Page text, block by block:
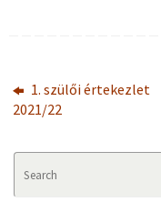
1. szülői értekezlet
2021/22